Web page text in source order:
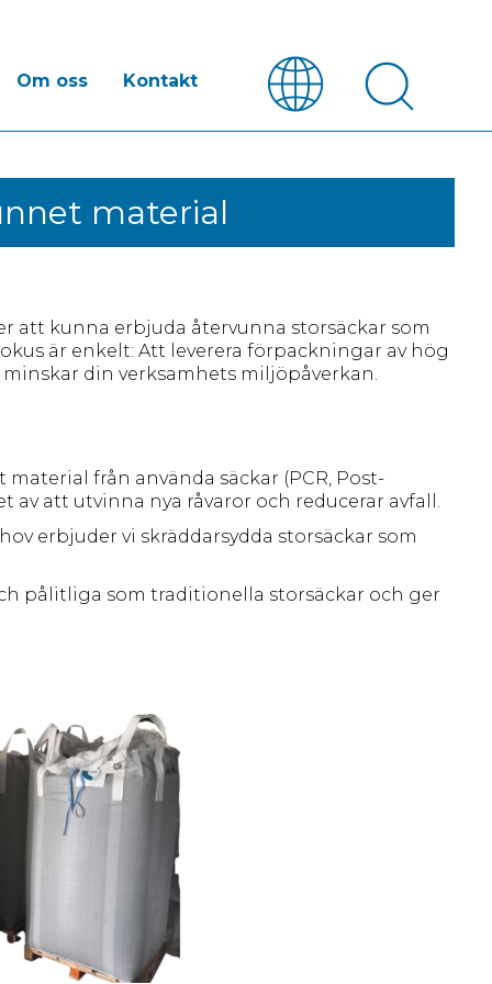
Om oss Kontakt
material
att kunna erbjuda återvunna storsäckar som
är enkelt: Att leverera förpackningar av hög
din verksamhets miljöpåverkan.
från använda säckar (PCR, Post-
av att utvinna nya råvaror och reducerar avfall.
erbjuder vi skräddarsydda storsäckar som
pålitliga som traditionella storsäckar och ger